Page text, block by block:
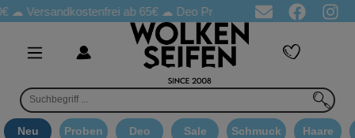
Versandkostenfrei ab 65€ ☁ Deo Proben in jeder Bestellung
Neu Proben Deo Sale Schmuck Haare